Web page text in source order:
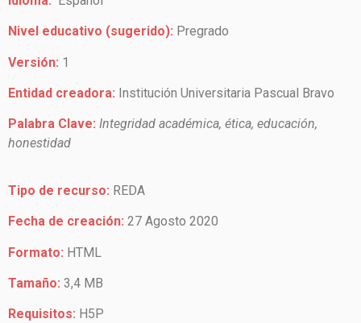
Nivel educativo (sugerido): Pregrado
Versión: 1
Entidad creadora: Institución Universitaria Pascual Bravo
Palabra Clave: Integridad académica, ética, educación,
honestidad
Tipo de recurso: REDA
Fecha de creación: 27 Agosto 2020
Formato: HTML
Tamaño: 3,4 MB
Requisitos: H5P